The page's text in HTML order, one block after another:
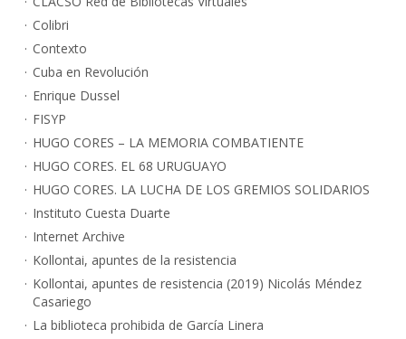
Colibri
Contexto
Cuba en Revolución
Enrique Dussel
FISYP
HUGO CORES – LA MEMORIA COMBATIENTE
HUGO CORES. EL 68 URUGUAYO
HUGO CORES. LA LUCHA DE LOS GREMIOS SOLIDARIOS
Instituto Cuesta Duarte
Internet Archive
Kollontai, apuntes de la resistencia
Kollontai, apuntes de resistencia (2019) Nicolás Méndez
Casariego
La biblioteca prohibida de García Linera